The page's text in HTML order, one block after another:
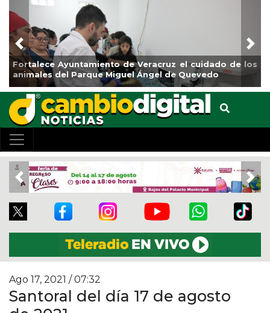
Fortalece Ayuntamiento de Veracruz el cuidado de los
animales del Parque Miguel Ángel de Quevedo
Previous
Previous
Ago 17, 2021 / 07:32
Santoral del día 17 de agosto